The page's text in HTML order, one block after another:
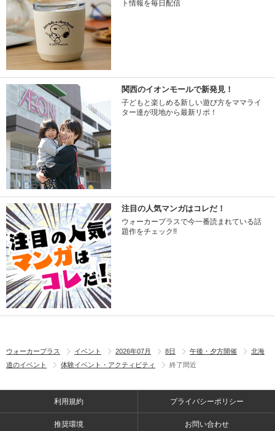
ト情報を毎日配信
関西のイオンモールで新発見！
子どもと楽しめる新しい遊び方をママライ
ター達が現地から最新リポ！
注目の人気マンガはコレだ！
ウォーカープラスで今一番読まれている話
題作をチェック!!
ウォーカープラス イベント 2026年07月 8日 午後・夕方開催
北海
道のイベント
体験イベント・アクティビティ 終了間近
利用規約 プライバシーポリシー
推奨環境 お問い合わせ